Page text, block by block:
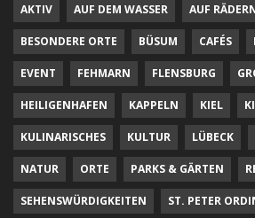
AKTIV AUF DEM WASSER AUF
BESONDERE ORTE BÜSUM CAFÉS
EVENT FEHMARN FLENSBURG
HEILIGENHAFEN KAPPELN KIEL
KULINARISCHES KULTUR LÜBECK
NATUR ORTE PARKS & GÄRTEN
SEHENSWÜRDIGKEITEN ST. PETER